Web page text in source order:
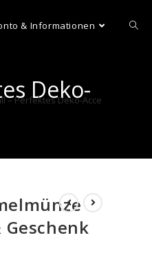
& Informationen
Deko-
– Perfektes Deko-Accessoire &
Geschenk